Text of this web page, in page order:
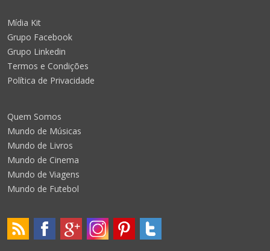
Mídia Kit
Grupo Facebook
Grupo Linkedin
Termos e Condições
Política de Privacidade
Quem Somos
Mundo de Músicas
Mundo de Livros
Mundo de Cinema
Mundo de Viagens
Mundo de Futebol